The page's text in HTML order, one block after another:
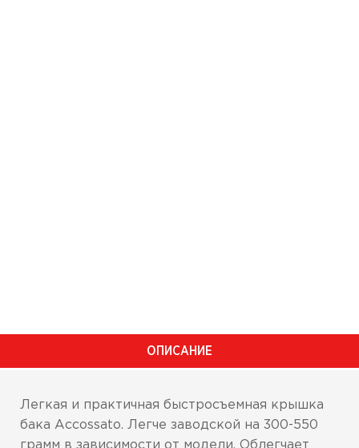
ОПИСАНИЕ
Легкая и практичная быстросъемная крышка
бака Accossato. Легче заводской на 300-550
грамм в зависимости от модели. Облегчает